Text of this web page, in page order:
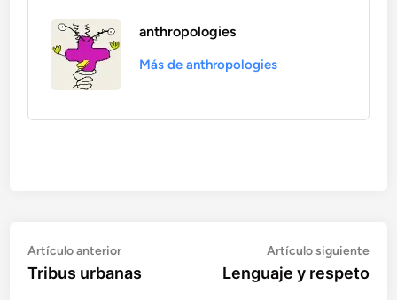
anthropologies
Más de anthropologies
Navegación
de
Artículo anteriorArtículo
anterior:
Tribus urbanas
Artículo siguiente
Lenguaje y respeto